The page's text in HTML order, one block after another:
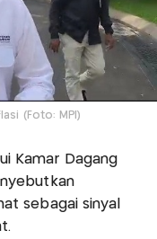
(Foto: MPI)
Kamar Dagang
sebagai sinyal